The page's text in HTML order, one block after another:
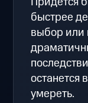
быстрее
выбор или
останется
умереть.